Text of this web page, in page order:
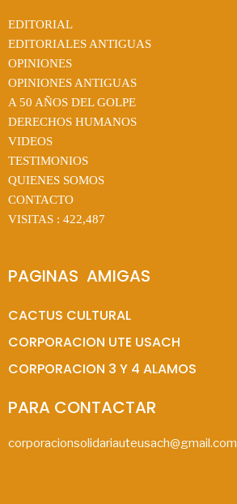
EDITORIAL
EDITORIALES ANTIGUAS
OPINIONES
OPINIONES ANTIGUAS
A 50 AÑOS DEL GOLPE
DERECHOS HUMANOS
VIDEOS
TESTIMONIOS
QUIENES SOMOS
CONTACTO
VISITAS : 422,487
PAGINAS  AMIGAS
CACTUS CULTURAL
CORPORACION UTE USACH
CORPORACION 3 Y 4 ALAMOS
PARA CONTACTAR
corporacionsolidariauteusach@gmail.com